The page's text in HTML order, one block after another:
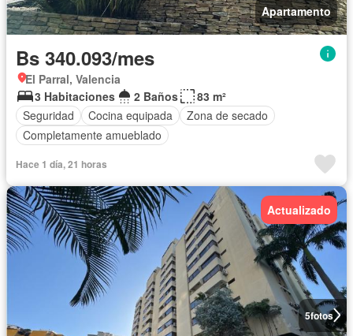
Apartamento
Bs 340.093/mes
El Parral, Valencia
3 Habitaciones
2 Baños
83 m²
Seguridad
Cocina equipada
Zona de secado
Completamente amueblado
Hace 1 día, 21 horas
5fotos
Actualizado